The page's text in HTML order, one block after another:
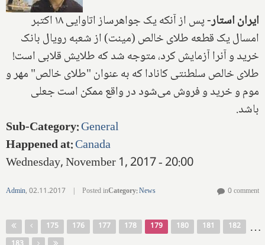
ایران استار-
پس از آنکه یک جواهرساز اتاوایی ۱۸ اکتبر
امسال یک قطعه طلای خالص (مینت) از شعبه رویال بانک
خرید و آنرا آزمایش کرد، متوجه شد که طلایش قلابی است!
طلای خالص سلطنتی کانادا که به عنوان "طلای خالص" مهر و
موم و خرید و فروش می‌شود در واقع ممکن است جعلی
باشد.
Sub-Category:General
Happened at:Canada
Wednesday, November 1, 2017 - 20:00
Admin,02.11.2017 | Posted inCategory:News 0 comment
Pages …
175 176 177 178 179 180 181
182